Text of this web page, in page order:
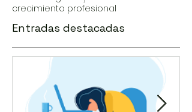
crecimiento profesional
Entradas destacadas